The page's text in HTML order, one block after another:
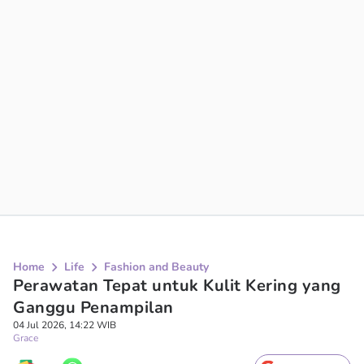
Home Life Fashion and Beauty
Perawatan Tepat untuk Kulit Kering yang
Ganggu Penampilan
04 Jul 2026, 14:22 WIB
Grace